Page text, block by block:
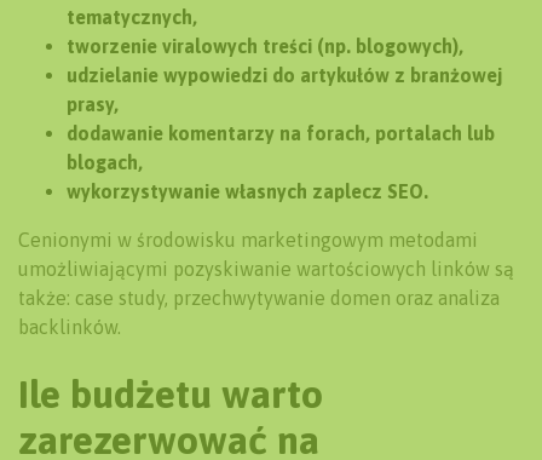
tematycznych,
tworzenie viralowych treści (np. blogowych),
udzielanie wypowiedzi do artykułów z branżowej
prasy,
dodawanie komentarzy na forach, portalach lub
blogach,
wykorzystywanie własnych zaplecz SEO.
Cenionymi w środowisku marketingowym metodami
umożliwiającymi pozyskiwanie wartościowych linków są
także: case study, przechwytywanie domen oraz analiza
backlinków.
Ile budżetu warto
zarezerwować na